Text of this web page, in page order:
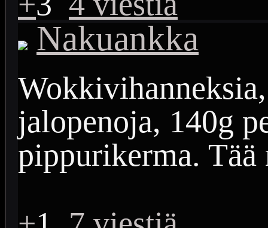
Nakuankka
jalopenoja, 140g
pippurikerma.